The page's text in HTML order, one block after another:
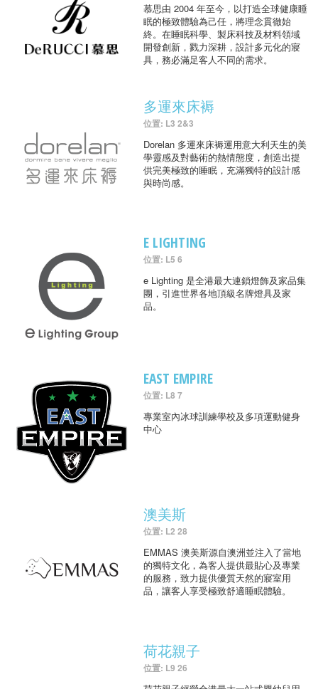
慕思由 2004 年至今，以打造全球健康睡
眠的極致體驗為己任，將理念貫徹始
終。在睡眠科學、製床科技及材料領域
開發創新，戮力深耕，設計多元化的寢
具，務必滿足客人不同的需求。
多運來床褥
位置: L3 2&3
Dorelan 多運來床褥運用意大利天生的美
學靈感及對藝術的熱情態度，創造出提
供完美極致的睡眠，充滿獨特的設計感
與時尚感。
E LIGHTING
位置: L5 6
e Lighting 是全港最大連鎖燈飾及家品集
團，引進世界各地頂級名牌燈具及家
品。
EAST EMPIRE
位置: L8 7
專業室內冰球訓練學校及多項運動健身
中心
澳美斯
位置: L2 28
EMMAS 澳美斯源自澳洲並注入了當地
的獨特文化，為客人提供最貼心及專業
的服務，致力提供優質天然的寢室用
品，讓客人享受極致舒適睡眠體驗。
荷花親子
位置: L9 26